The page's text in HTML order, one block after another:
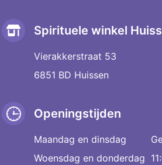
Spirituele winkel
Vierakkerstraat 53
6851 BD Huissen
Openingstijden
Maandag en dinsdag
Woensdag en donderdag